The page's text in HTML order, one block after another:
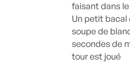
faisant dans
Un petit bacal
soupe de
secondes de
tour est joué